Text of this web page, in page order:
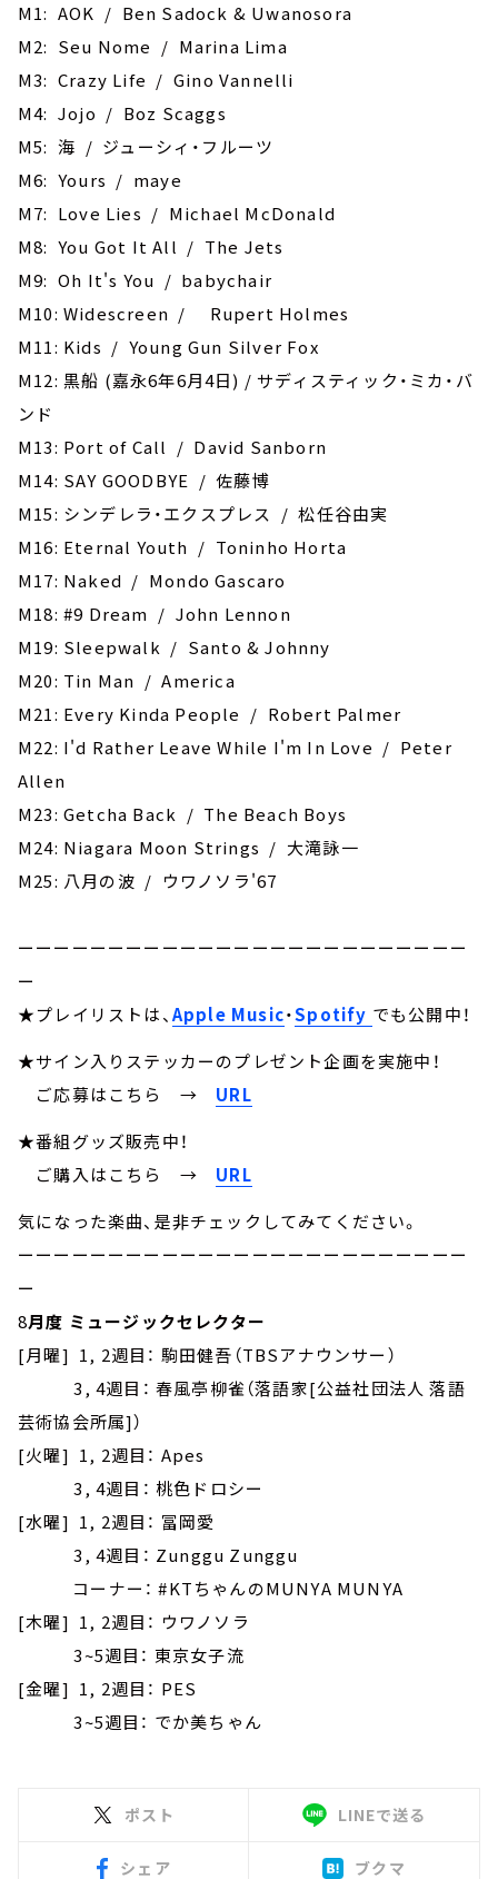
M1: AOK / Ben Sadock & Uwanosora
M2: Seu Nome / Marina Lima
M3: Crazy Life / Gino Vannelli
M4: Jojo / Boz Scaggs
M5: 海 / ジューシィ・フルーツ
M6: Yours / maye
M7: Love Lies / Michael McDonald
M8: You Got It All / The Jets
M9: Oh It's You / babychair
M10: Widescreen / Rupert Holmes
M11: Kids / Young Gun Silver Fox
M12: 黒船 (嘉永6年6月4日) / サディスティック・ミカ・バ
ンド
M13: Port of Call / David Sanborn
M14: SAY GOODBYE / 佐藤博
M15: シンデレラ・エクスプレス / 松任谷由実
M16: Eternal Youth / Toninho Horta
M17: Naked / Mondo Gascaro
M18: #9 Dream / John Lennon
M19: Sleepwalk / Santo & Johnny
M20: Tin Man / America
M21: Every Kinda People / Robert Palmer
M22: I'd Rather Leave While I'm In Love / Peter
Allen
M23: Getcha Back / The Beach Boys
M24: Niagara Moon Strings / 大滝詠一
M25: 八月の波 / ウワノソラ'67
ーーーーーーーーーーーーーーーーーーーーーーーーー
ー
★プレイリストは、Apple Music・Spotify でも公開中！
★サイン入りステッカーのプレゼント企画を実施中！
ご応募はこちら → URL
★番組グッズ販売中！
ご購入はこちら → URL
気になった楽曲、是非チェックしてみてください。
ーーーーーーーーーーーーーーーーーーーーーーーーー
ー
8月度 ミュージックセレクター
[月曜] 1, 2週目： 駒田健吾（TBSアナウンサー）
3, 4週目： 春風亭柳雀（落語家[公益社団法人 落語
芸術協会所属]）
[火曜] 1, 2週目： Apes
3, 4週目： 桃色ドロシー
[水曜] 1, 2週目： 冨岡愛
3, 4週目： Zunggu Zunggu
コーナー： #KTちゃんのMUNYA MUNYA
[木曜] 1, 2週目： ウワノソラ
3~5週目： 東京女子流
[金曜] 1, 2週目： PES
3~5週目： でか美ちゃん
ポスト LINEで送る
シェア ブクマ